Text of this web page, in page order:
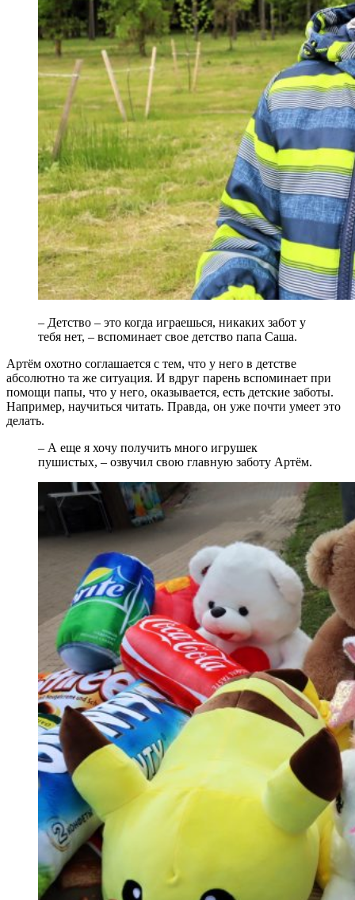
– Детство – это когда играешься, никаких забот у
тебя нет, – вспоминает свое детство папа Саша.
Артём охотно соглашается с тем, что у него в детстве
абсолютно та же ситуация. И вдруг парень вспоминает при
помощи папы, что у него, оказывается, есть детские заботы.
Например, научиться читать. Правда, он уже почти умеет это
делать.
– А еще я хочу получить много игрушек
пушистых, – озвучил свою главную заботу Артём.